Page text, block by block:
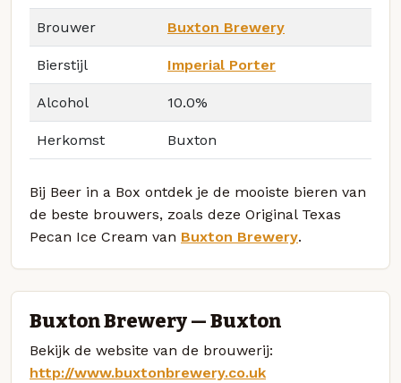
Brouwer Buxton Brewery
Bierstijl Imperial Porter
Alcohol 10.0%
Herkomst Buxton
Bij Beer in a Box ontdek je de mooiste bieren van
de beste brouwers, zoals deze Original Texas
Pecan Ice Cream van Buxton Brewery.
Buxton Brewery — Buxton
Bekijk de website van de brouwerij:
http://www.buxtonbrewery.co.uk